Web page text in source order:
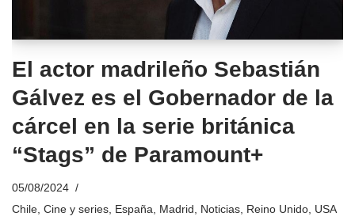
El actor madrileño Sebastián
Gálvez es el Gobernador de la
cárcel en la serie británica
“Stags” de Paramount+
05/08/2024
Chile, Cine y series, España, Madrid, Noticias, Reino Unido, USA